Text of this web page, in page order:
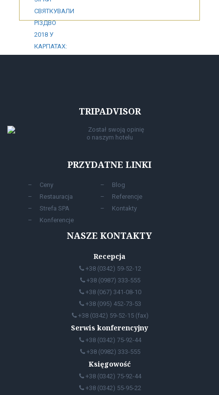
TRIPADVISOR
Został swoją opinię
o naszym hotelu
PRZYDATNE LINKI
Сeny
Restauracja
Strefa SPA
Konferencje
Blog
Referencje
Kontakty
NASZE KONTAKTY
Recepcja
+38 (0342) 59-52-12
+38 (0987) 333-555
+38 (067) 341-08-10
+38 (095) 452-73-53
+38 (0342) 59-52-15 (fax)
Serwis konferencyjny
+38 (0342) 75-92-44
+38 (0982) 333-555
Księgowość
+38 (0342) 75-92-44
+38 (0342) 55-95-22